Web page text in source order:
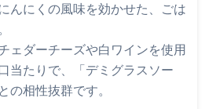
んにくの風味を効かせた、ごは
ェダーチーズや白ワインを使用
当たりで、「デミグラスソー
の相性抜群です。